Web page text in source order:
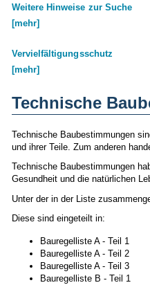
Weitere Hinweise zur Suche
[mehr]
Vervielfältigungsschutz
[mehr]
Technische
Technische Baubestimmungen
und ihrer Teile. Zum anderen
Technische Baubestimmungen
Gesundheit und die natürlichen
Unter der in der Liste
Diese sind eingeteilt in:
Bauregelliste A - Teil 1
Bauregelliste A - Teil 2
Bauregelliste A - Teil 3
Bauregelliste B - Teil 1